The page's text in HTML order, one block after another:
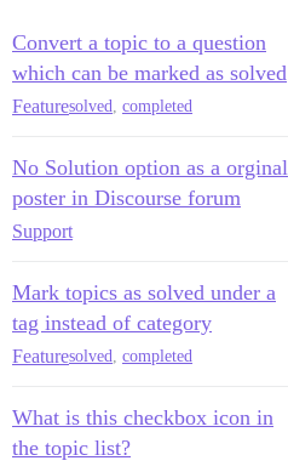
Convert a topic to a question
which can be marked as solved
Featuresolved, completed
No Solution option as a orginal
poster in Discourse forum
Support
Mark topics as solved under a
tag instead of category
Featuresolved, completed
What is this checkbox icon in
the topic list?